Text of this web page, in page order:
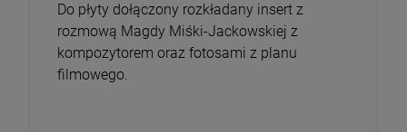
Do płyty dołączony rozkładany insert z
rozmową Magdy Miśki-Jackowskiej z
kompozytorem oraz fotosami z planu
filmowego.